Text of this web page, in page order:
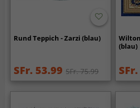
Rund Teppich - Zarzi (blau)
SFr. 53.99 SFr. 75.99
(blau)